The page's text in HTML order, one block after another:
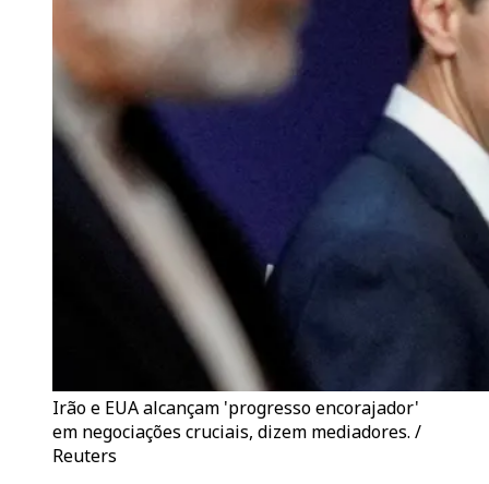
Irão e EUA alcançam 'progresso encorajador'
em negociações cruciais, dizem mediadores. /
Reuters